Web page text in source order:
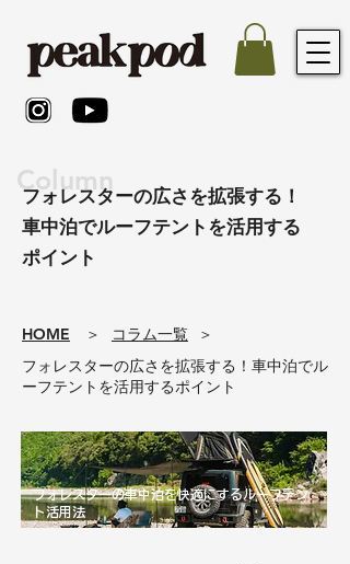
Column
フォレスターの広さを拡張する！
車中泊でルーフテントを活用する
ポイント
​HOME ​＞ コラム一覧
​＞
フォレスターの広さを拡張する！車中泊でル
ーフテントを活用するポイント
フォレスターの車中泊を快適にするルーフテン
ト活用法